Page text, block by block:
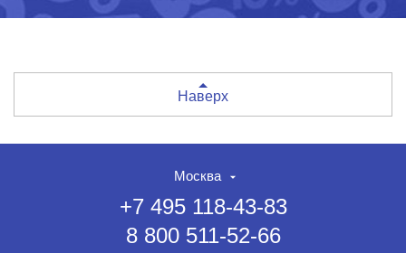
Наверх
Москва
+7 495 118-43-83
8 800 511-52-66